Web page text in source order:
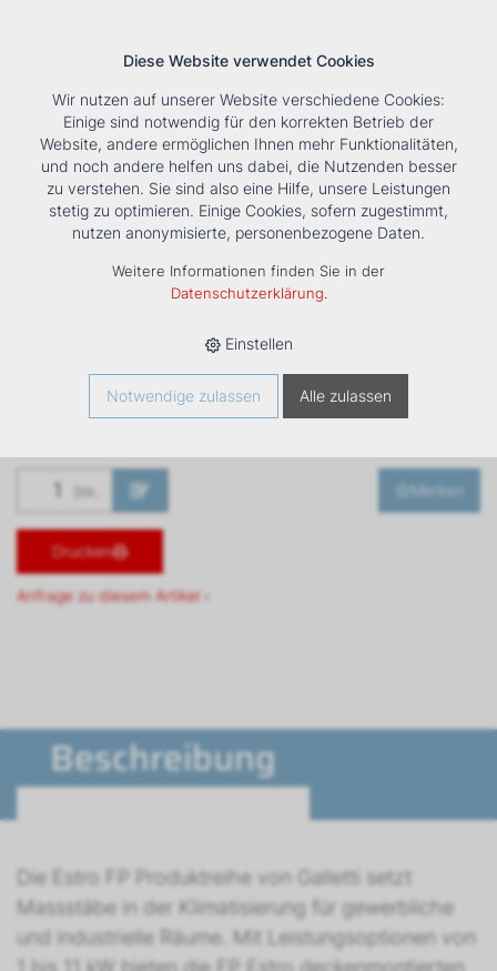
Tools Unternehmen Karriere KontaktSuche
HOME › PRODUKTE › KÄLTE/KLIMA › FANCOILS ›
VENTILATORKONVEKTOR ESTRO FP GT 9M
Ventilatorkonvektor
ESTRO FP GT 9M
1261438
Stk. Merken
Drucken
Anfrage zu diesem Artikel ›
Beschreibung
Die Estro FP Produktreihe von Galletti setzt
Massstäbe in der Klimatisierung für gewerbliche
und industrielle Räume. Mit Leistungsoptionen von
Diese Website verwendet Cookies
Wir nutzen auf unserer Website verschiedene Cookies:
Einige sind notwendig für den korrekten Betrieb der
Website, andere ermöglichen Ihnen mehr Funktionalitäten,
und noch andere helfen uns dabei, die Nutzenden besser
zu verstehen. Sie sind also eine Hilfe, unsere Leistungen
stetig zu optimieren. Einige Cookies, sofern zugestimmt,
nutzen anonymisierte, personenbezogene Daten.
Weitere Informationen finden Sie in der
Datenschutzerklärung.
Einstellen
Notwendige zulassen Alle zulassen